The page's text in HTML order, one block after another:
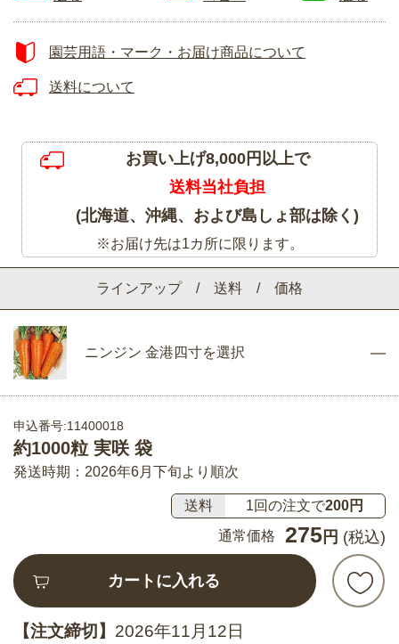
ラインアップ / 送料 / 価格
ニンジン 金港四寸を選択
申込番号:11400018
約1000粒 実咲 袋
発送時期：2026年6月下旬より順次
送料 1回の注文で200円
通常価格
275 円 (税込)
カートに入れる
【注文締切】 2026年11月12日
園芸用語・マーク・お届け商品について
送料について
お買い上げ8,000円以上で
送料当社負担
(北海道、沖縄、および島しょ部は除く)
※お届け先は1カ所に限ります。